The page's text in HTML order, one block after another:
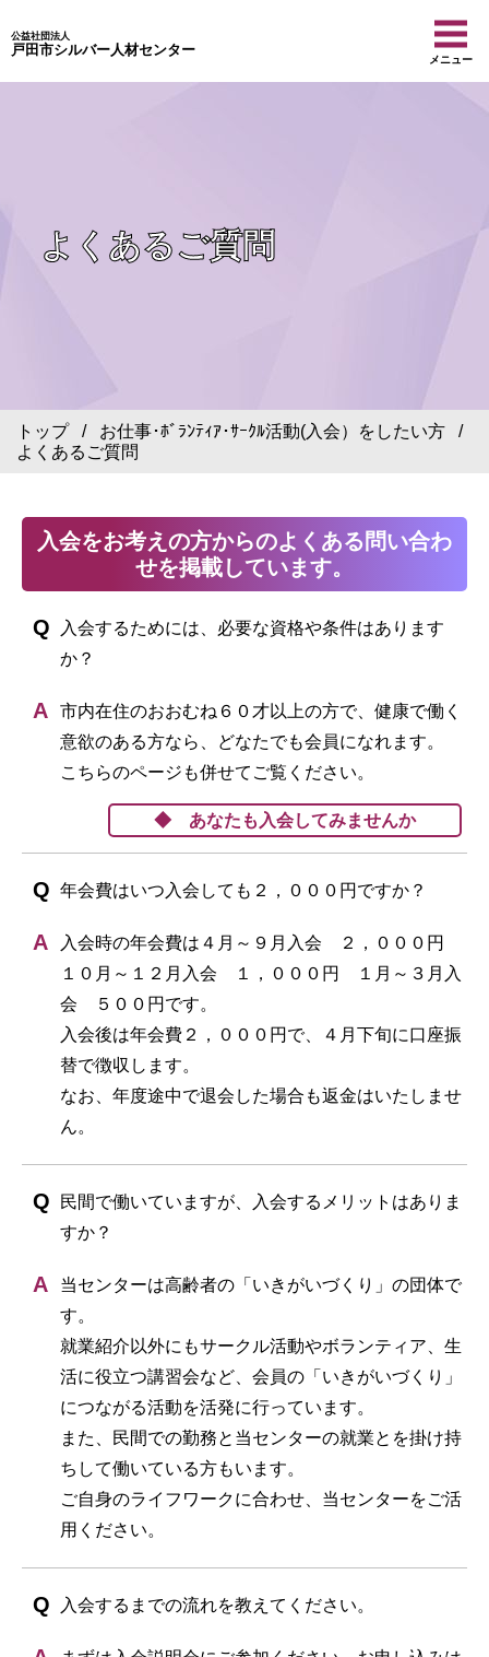
公益社団法人
戸田市シルバー人材センター
メニュー
よくあるご質問
トップ/ お仕事･ﾎﾞﾗﾝﾃｨｱ･ｻｰｸﾙ活動(入会）をしたい方 /
よくあるご質問
入会をお考えの方からのよくある問い合わ
せを掲載しています。
入会するためには、必要な資格や条件はあります
か？
市内在住のおおむね６０才以上の方で、健康で働く
意欲のある方なら、どなたでも会員になれます。
こちらのページも併せてご覧ください。
◆ あなたも入会してみませんか
年会費はいつ入会しても２，０００円ですか？
入会時の年会費は４月～９月入会 ２，０００円
１０月～１２月入会 １，０００円 １月～３月入
会 ５００円です。
入会後は年会費２，０００円で、４月下旬に口座振
替で徴収します。
なお、年度途中で退会した場合も返金はいたしませ
ん。
民間で働いていますが、入会するメリットはありま
すか？
当センターは高齢者の「いきがいづくり」の団体で
す。
就業紹介以外にもサークル活動やボランティア、生
活に役立つ講習会など、会員の「いきがいづくり」
につながる活動を活発に行っています。
また、民間での勤務と当センターの就業とを掛け持
ちして働いている方もいます。
ご自身のライフワークに合わせ、当センターをご活
用ください。
入会するまでの流れを教えてください。